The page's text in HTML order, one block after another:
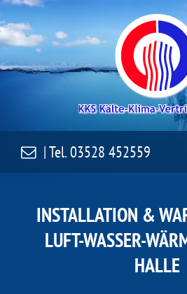
| Tel.03528 452559
INSTALLATION &
LUFT-WASSER-
HALLE